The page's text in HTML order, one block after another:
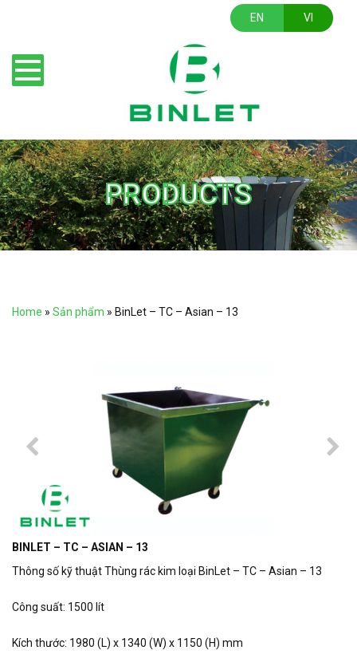
EN VI
PRODUCTS
Home » Sản phẩm » BinLet – TC – Asian – 13
BINLET – TC – ASIAN – 13
Thông số kỹ thuật Thùng rác kim loại BinLet – TC – Asian – 13
Công suất: 1500 lít
Kích thước: 1980 (L) x 1340 (W) x 1150 (H) mm